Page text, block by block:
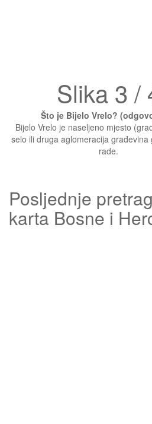
Slika 3 /
Što je Bijelo Vrelo?
Bijelo Vrelo je naseljeno mjesto
selo ili druga aglomeracija građevina
rade.
Posljednje
karta Bosne i